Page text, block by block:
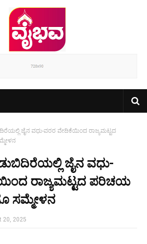
ಜೈನ ವಧು-ವರರ ವೇದಿಕೆಯಿಂದ ರಾಜ್ಯಮಟ್ಟದ
ಜೈನ ವಧು-
ರಾಜ್ಯಮಟ್ಟದ ಪರಿಚಯ
ಸಮ್ಮೇಳನ
20, 2025